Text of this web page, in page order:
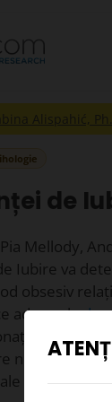
Alispahić,
de
Mellody,
Iubire va
obsesiv
adesea la
de frica de
lor.